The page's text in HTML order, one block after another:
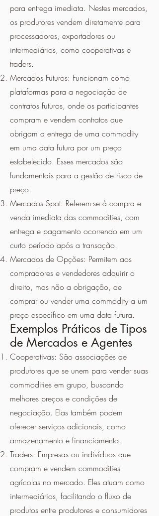
para entrega imediata. Nestes mercados,
os produtores vendem diretamente para
processadores, exportadores ou
intermediários, como cooperativas e
traders.
Mercados Futuros: Funcionam como
plataformas para a negociação de
contratos futuros, onde os participantes
compram e vendem contratos que
obrigam a entrega de uma commodity
em uma data futura por um preço
estabelecido. Esses mercados são
fundamentais para a gestão de risco de
preço.
Mercados Spot: Referem-se à compra e
venda imediata das commodities, com
entrega e pagamento ocorrendo em um
curto período após a transação.
Mercados de Opções: Permitem aos
compradores e vendedores adquirir o
direito, mas não a obrigação, de
comprar ou vender uma commodity a um
preço específico em uma data futura.
Exemplos Práticos de Tipos
de Mercados e Agentes
Cooperativas: São associações de
produtores que se unem para vender suas
commodities em grupo, buscando
melhores preços e condições de
negociação. Elas também podem
oferecer serviços adicionais, como
armazenamento e financiamento.
Traders: Empresas ou indivíduos que
compram e vendem commodities
agrícolas no mercado. Eles atuam como
intermediários, facilitando o fluxo de
produtos entre produtores e consumidores